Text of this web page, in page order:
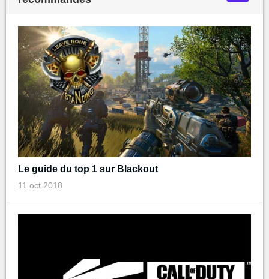
Le guide du top 1 sur Blackout
11 oct 2018